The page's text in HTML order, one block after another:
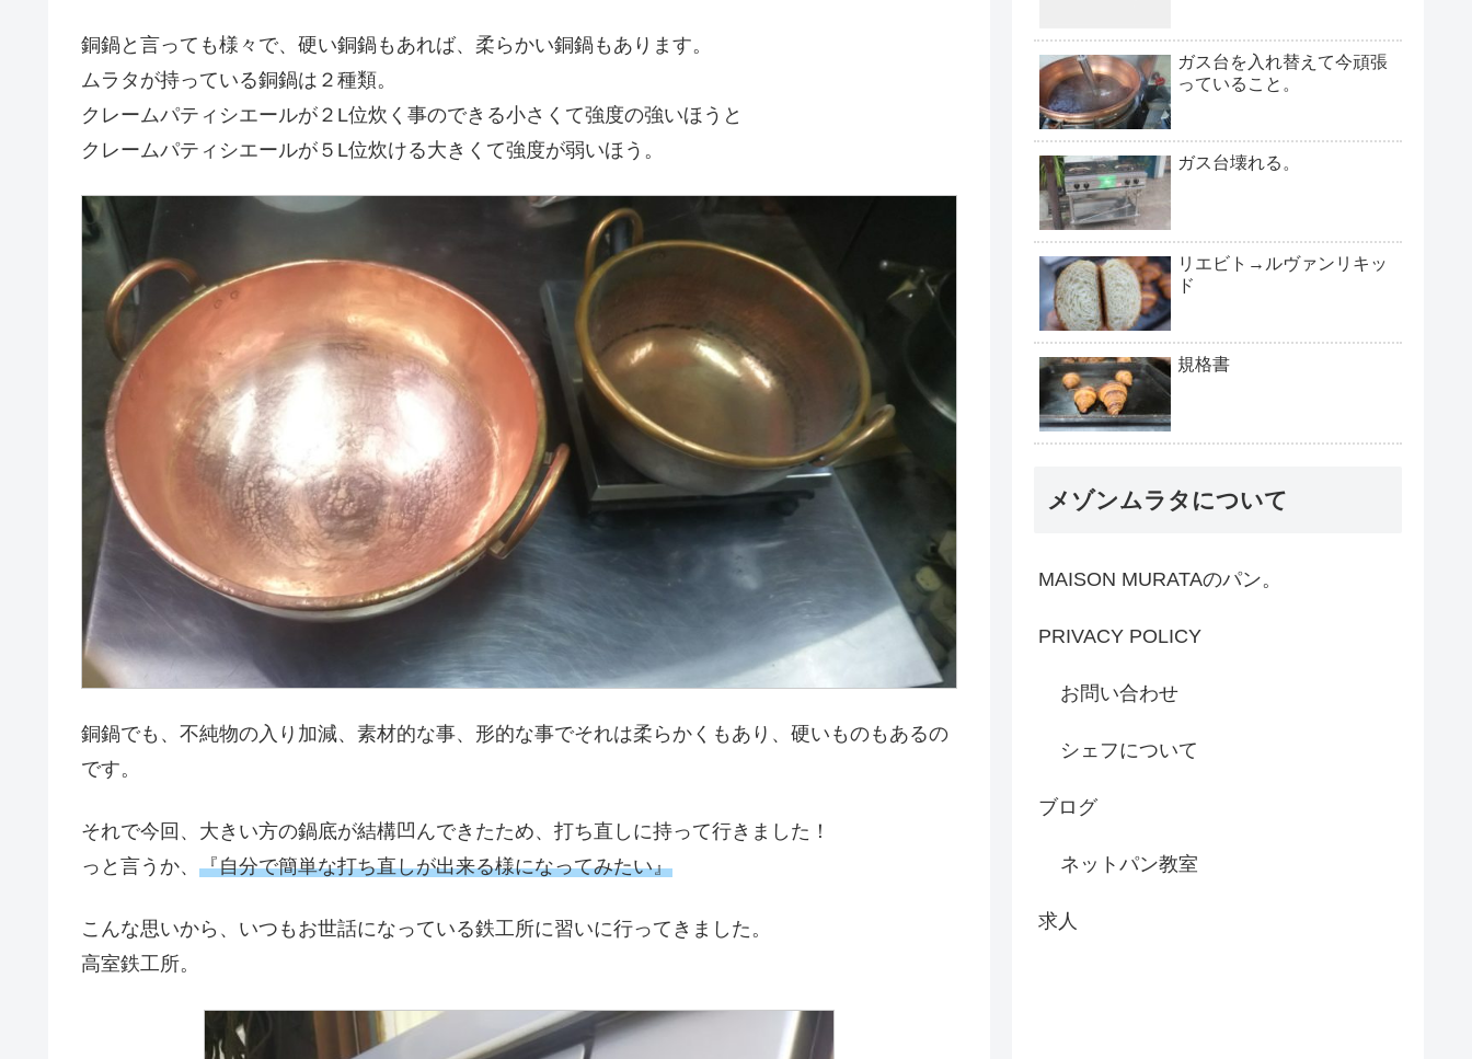
銅鍋と言っても様々で、硬い銅鍋もあれば、柔らかい銅鍋もあります。
ムラタが持っている銅鍋は２種類。
クレームパティシエールが２L位炊く事のできる小さくて強度の強いほうと
クレームパティシエールが５L位炊ける大きくて強度が弱いほう。
銅鍋でも、不純物の入り加減、素材的な事、形的な事でそれは柔らかくもあり、硬いものもあるの
です。
それで今回、大きい方の鍋底が結構凹んできたため、打ち直しに持って行きました！
っと言うか、 『自分で簡単な打ち直しが出来る様になってみたい』
こんな思いから、いつもお世話になっている鉄工所に習いに行ってきました。
高室鉄工所。
ガス台を入れ替えて今頑張
っていること。
ガス台壊れる。
リエビト→ルヴァンリキッ
ド
規格書
メゾンムラタについて
MAISON MURATAのパン。
PRIVACY POLICY
お問い合わせ
シェフについて
ブログ
ネットパン教室
求人